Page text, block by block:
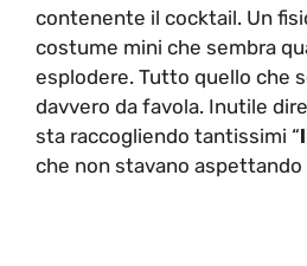
contenente il cocktail. Un
costume mini che sembra
esplodere. Tutto quello che
davvero da favola. Inutile
sta raccogliendo tantissimi “
che non stavano aspettando